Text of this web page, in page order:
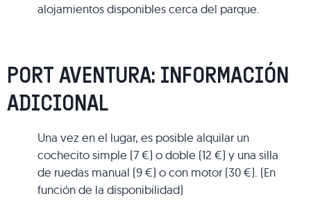
alojamientos disponibles cerca del parque.
PORT AVENTURA: INFORMACIÓN
ADICIONAL
Una vez en el lugar, es posible alquilar un
cochecito simple (7 €) o doble (12 €) y una silla
de ruedas manual (9 €) o con motor (30 €). (En
función de la disponibilidad)